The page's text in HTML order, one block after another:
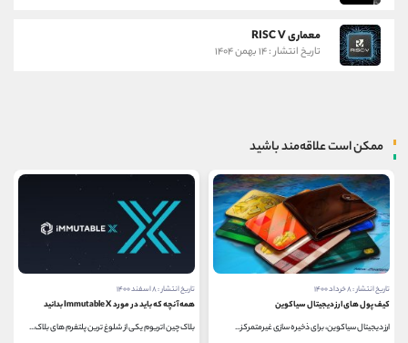
معماری RISC V
تاریخ انتشار : ۱۴ بهمن ۱۴۰۴
ممکن است علاقه‌مند باشید
تاریخ انتشار : ۸ خرداد ۱۴۰۰
کیف پول های ارز دیجیتال سیاکوین
ارز دیجیتال سیاکوین، برای ذخیره سازی غیرمتمرکز...
تاریخ انتشار : ۸ اسفند ۱۴۰۰
همه آنچه که باید در مورد Immutable X بدانید
بلاک چین اتریوم یکی از شلوغ ترین پلتفرم های بلاک...